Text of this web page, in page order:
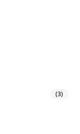
(3)